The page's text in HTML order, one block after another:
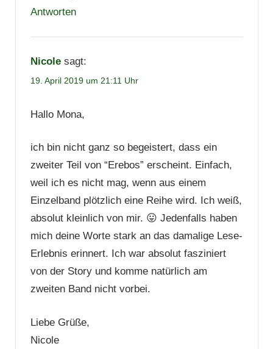
Antworten
Nicole sagt:
19. April 2019 um 21:11 Uhr
Hallo Mona,
ich bin nicht ganz so begeistert, dass ein
zweiter Teil von “Erebos” erscheint. Einfach,
weil ich es nicht mag, wenn aus einem
Einzelband plötzlich eine Reihe wird. Ich weiß,
absolut kleinlich von mir. 😛 Jedenfalls haben
mich deine Worte stark an das damalige Lese-
Erlebnis erinnert. Ich war absolut fasziniert
von der Story und komme natürlich am
zweiten Band nicht vorbei.
Liebe Grüße,
Nicole